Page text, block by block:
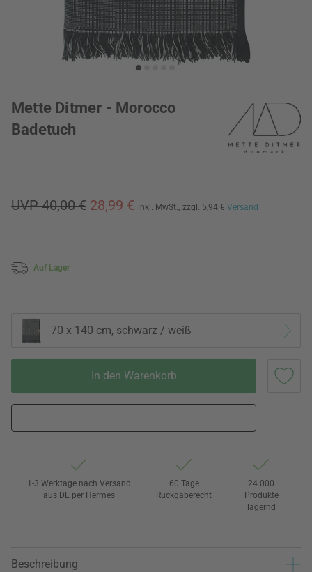
Mette Ditmer - Morocco
Badetuch
UVP 40,00 € 28,99 € inkl. MwSt., zzgl. 5,94 € Versand
Auf Lager
70 x 140 cm, schwarz / weiß
In den Warenkorb
1-3 Werktage nach Versand
aus DE per Hermes
60 Tage
Rückgaberecht
24.000
Produkte
lagernd
Beschreibung